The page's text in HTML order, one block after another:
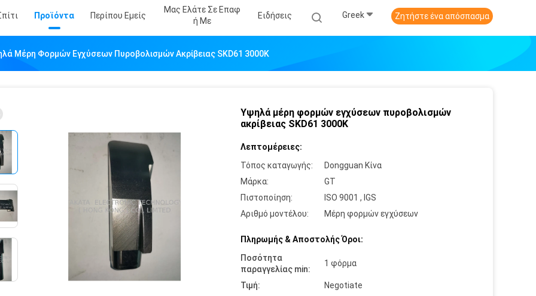
Προϊόντα Περίπου Εμείς
Μας Ελάτε Σε Επαφ
Ή Με
Ειδήσεις Greek Ζητήστε ένα απόσπασμα
Μέρη Φορμών Εγχύσεων Πυροβολισμών Ακρίβειας SKD61 3000K
Υψηλά μέρη φορμών εγχύσεων πυροβολισμών
ακρίβειας SKD61 3000K
Λεπτομέρειες:
Τόπος καταγωγής:
Dongguan Κίνα
Μάρκα:
GT
Πιστοποίηση:
ISO 9001 , IGS
Αριθμό μοντέλου:
Μέρη φορμών εγχύσεων
Πληρωμής & Αποστολής Όροι:
Ποσότητα
παραγγελίας min:
1 φόρμα
Τιμή: Negotiate